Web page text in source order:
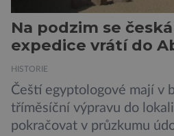
Na podzim se
expedice vrátí do
HISTORIE
Čeští egyptologové mají v
tříměsíční výpravu do
pokračovat v průzkumu